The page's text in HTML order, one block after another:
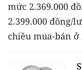
TRI THỨC
54 DÂN TỘC VIỆT
CHƯƠNG TRÌNH
mức 2.369.000
2.399.000 đồng/
chiều mua-bán